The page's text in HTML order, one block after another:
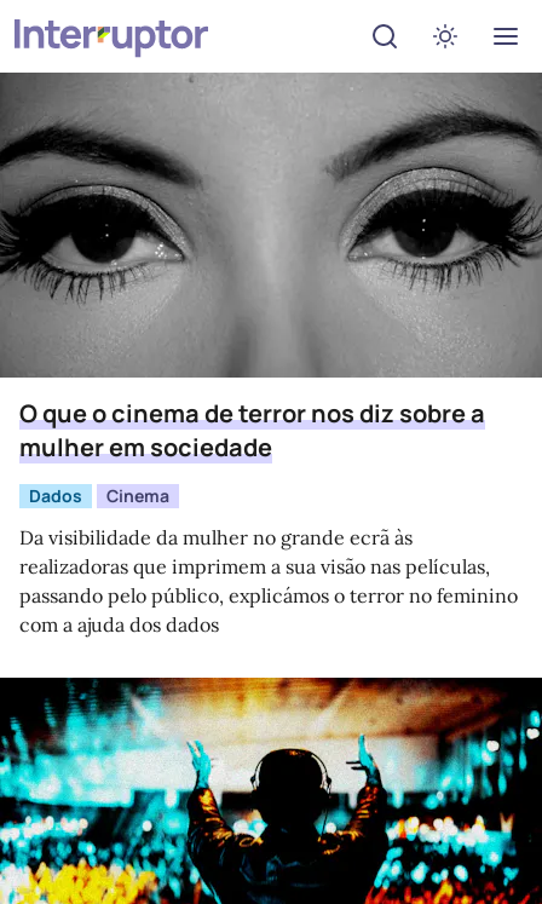
Abrir menu de
Ativar
O que o cinema de terror nos diz sobre a
mulher em sociedade
Dados Cinema
Da visibilidade da mulher no grande ecrã às
realizadoras que imprimem a sua visão nas películas,
passando pelo público, explicámos o terror no feminino
com a ajuda dos dados